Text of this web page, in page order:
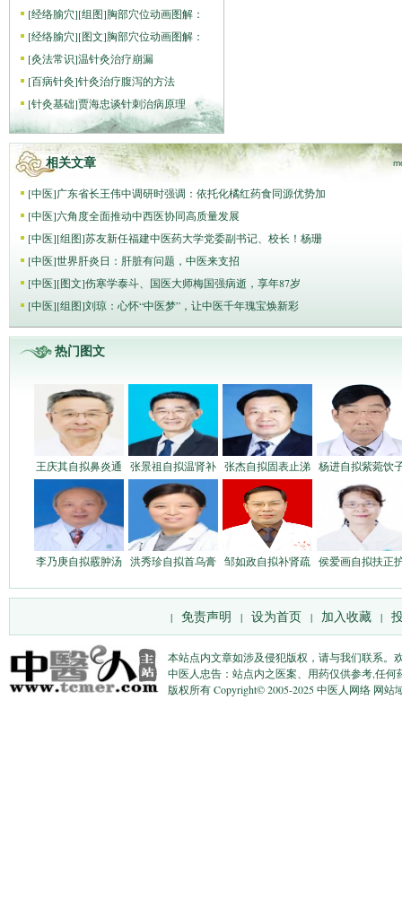
[经络腧穴][组图]胸部穴位动画图解：
[经络腧穴][图文]胸部穴位动画图解：
[灸法常识]温针灸治疗崩漏
[百病针灸]针灸治疗腹泻的方法
[针灸基础]贾海忠谈针刺治病原理
相关文章
[中医]广东省长王伟中调研时强调：依托化橘红药食同源优势加
[中医]六角度全面推动中西医协同高质量发展
[中医][组图]苏友新任福建中医药大学党委副书记、校长！杨珊
[中医]世界肝炎日：肝脏有问题，中医来支招
[中医][图文]伤寒学泰斗、国医大师梅国强病逝，享年87岁
[中医][组图]刘琼：心怀“中医梦”，让中医千年瑰宝焕新彩
热门图文
王庆其自拟鼻炎通 张景祖自拟温肾补 张杰自拟固表止涕 杨进自拟紫菀饮
李乃庚自拟霰肿汤 洪秀珍自拟首乌膏 邹如政自拟补肾疏 侯爱画自拟扶正
| 免责声明 | 设为首页 | 加入收藏 |
本站点内文章如涉及侵犯版权，请与我们联系。
中医人忠告：站点内之医案、用药仅供参考,任
版权所有 Copyright© 2005-2025 中医人网络 网站